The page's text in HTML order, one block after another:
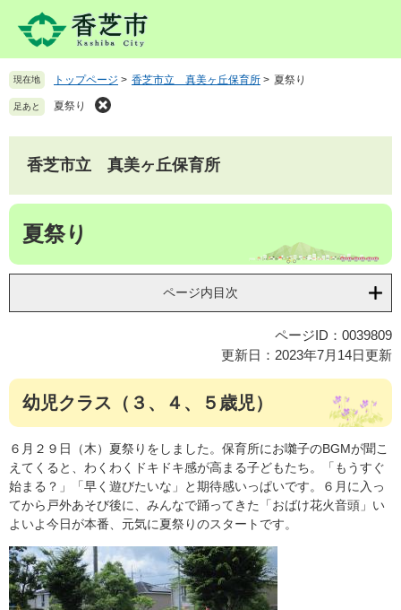
先
頭
す
を
飛
し
文
現在地 トップページ > 香芝市立 真美ヶ丘保育所 > 夏祭り
足あと 夏祭り
香芝市立 真美ヶ丘保育所
本
夏祭り
ページ内目次
ページID：0039809
更新日：2023年7月14日更新
幼児クラス（３、４、５歳児）
６月２９日（木）夏祭りをしました。保育所にお囃子のBGMが聞こ
えてくると、わくわくドキドキ感が高まる子どもたち。「もうすぐ
始まる？」「早く遊びたいな」と期待感いっぱいです。６月に入っ
てから戸外あそび後に、みんなで踊ってきた「おばけ花火音頭」い
よいよ今日が本番、元気に夏祭りのスタートです。